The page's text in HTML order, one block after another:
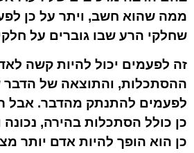
ממה שהוא חשב, ויתר על כן
שחלקי הרע שבו גוברים על
זה לפעמים יכול להיות קשה
ההסתכלות, והתוצאה של הדבר
לפעמים להתנתק מהדבר. אבל
כן כולל הסתכלות בהירה, נכונה
כן הוא הופך להיות אדם יותר